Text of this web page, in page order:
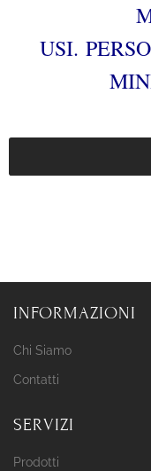
USI.
INFORMAZIONI
Chi Siamo
Contatti
SERVIZI
Prodotti